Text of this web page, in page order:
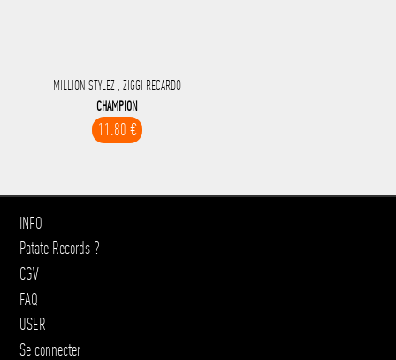
MILLION STYLEZ , ZIGGI RECARDO
CHAMPION
11.80 €
INFO
Patate Records ?
CGV
FAQ
USER
Se connecter